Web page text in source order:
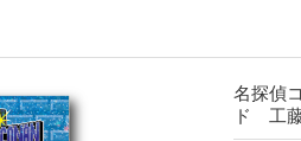
名探偵
ド 工